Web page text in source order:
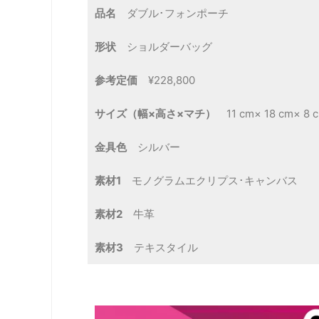
品名 ダブル･フォンポーチ
形状 ショルダーバッグ
参考定価 ¥228,800
サイズ（幅×高さ×マチ） 11 cm× 18 cm× 8
金具色シルバー
素材1 モノグラムエクリプス･キャンバス
素材2 牛革
素材3 テキスタイル